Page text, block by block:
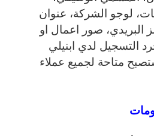
لوجو الشركة، عنوان
البريدي، صور اعمال او
التسجيل لدي ابنيلي
ستصبح متاحة لجميع عملاء